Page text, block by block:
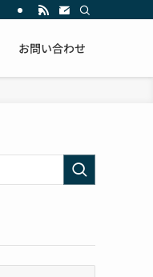
お問い合わせ